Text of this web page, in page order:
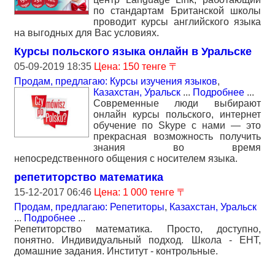
по стандартам Британской школы
проводит курсы английского языка
на выгодных для Вас условиях.
Курсы польского языка онлайн в Уральске
05-09-2019 18:35 Цена: 150 тенге 〒
Продам, предлагаю: Курсы изучения языков,
Казахстан, Уральск ... Подробнее ...
Современные люди выбирают
онлайн курсы польского, интернет
обучение по Skype с нами — это
прекрасная возможность получить
знания во время
непосредственного общения с носителем языка.
репетиторство математика
15-12-2017 06:46 Цена: 1 000 тенге 〒
Продам, предлагаю: Репетиторы, Казахстан, Уральск
... Подробнее ...
Репетиторство математика. Просто, доступно,
понятно. Индивидуальный подход. Школа - ЕНТ,
домашние задания. Институт - контрольные.